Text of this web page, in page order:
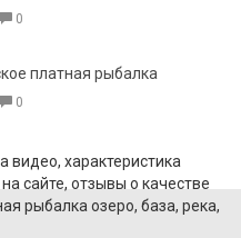
0
платная рыбалка
0
видео, характеристика
сайте, отзывы о качестве
рыбалка озеро, база, река,